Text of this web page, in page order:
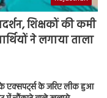
शिक्षकों की कमी
ने लगाया ताला
एक्सपर्ट्स के जरिए लीक हुआ